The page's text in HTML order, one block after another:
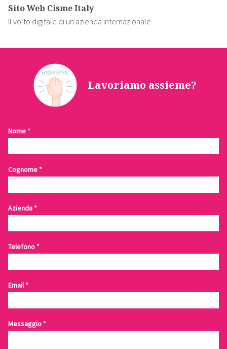
Sito Web Cisme Italy
Il volto digitale di un'azienda internazionale
Lavoriamo assieme?
Contattaci
Nome*
Cognome*
Azienda*
Telefono*
Email*
Messaggio*